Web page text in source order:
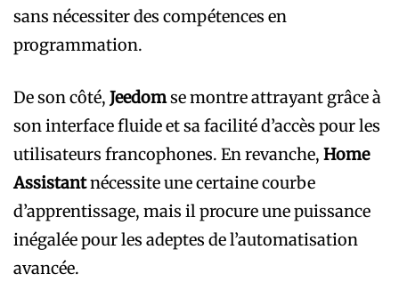
sans nécessiter des compétences en
programmation.
De son côté, Jeedomse montre attrayant grâce à
son interface fluide et sa facilité d’accès pour les
utilisateurs francophones. En revanche, Home
Assistantnécessite une certaine courbe
d’apprentissage, mais il procure une puissance
inégalée pour les adeptes de l’automatisation
avancée.